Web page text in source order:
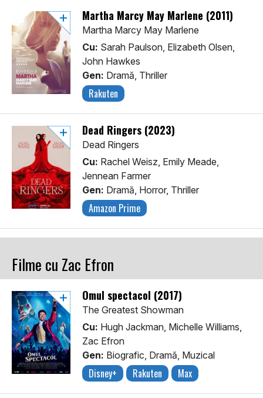
Martha Marcy May Marlene (2011)
Martha Marcy May Marlene
Cu: Sarah Paulson, Elizabeth Olsen,
John Hawkes
Gen: Dramă, Thriller
Rakuten
Dead Ringers (2023)
Dead Ringers
Cu: Rachel Weisz, Emily Meade,
Jennean Farmer
Gen: Dramă, Horror, Thriller
Amazon Prime
Filme cu Zac Efron
Omul spectacol (2017)
The Greatest Showman
Cu: Hugh Jackman, Michelle Williams,
Zac Efron
Gen: Biografic, Dramă, Muzical
Disney+ Rakuten Max